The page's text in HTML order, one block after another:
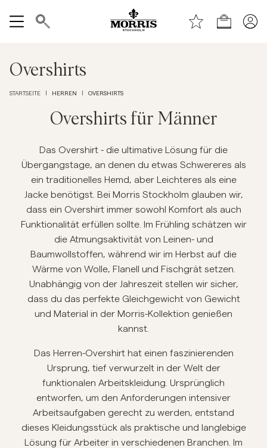
Laden
Accessoires
Hosen
Jeans
Anzüge
Overshirts
Jacken & Mäntel
Shorts
Overshirts
STARTSEITE HERREN OVERSHIRTS
Overshirts für Männer
Das Overshirt - die ultimative Lösung für die
Übergangstage, an denen du etwas Schwereres als
ein traditionelles Hemd, aber Leichteres als eine
Jacke benötigst. Bei Morris Stockholm glauben wir,
dass ein Overshirt immer sowohl Komfort als auch
Funktionalität erfüllen sollte. Im Frühling schätzen wir
die Atmungsaktivität von Leinen- und
Baumwollstoffen, während wir im Herbst auf die
Wärme von Wolle, Flanell und Fischgrät setzen.
Unabhängig von der Jahreszeit stellen wir sicher,
dass du das perfekte Gleichgewicht von Gewicht
und Material in der Morris-Kollektion genießen
kannst.
Das Herren-Overshirt hat einen faszinierenden
Ursprung, tief verwurzelt in der Welt der
funktionalen Arbeitskleidung. Ursprünglich
entworfen, um den Anforderungen intensiver
Arbeitsaufgaben gerecht zu werden, entstand
dieses Kleidungsstück als praktische und langlebige
Lösung für Arbeiter in verschiedenen Branchen. Im